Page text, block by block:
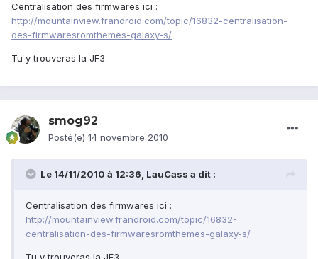
Centralisation des firmwares ici :
http://mountainview.frandroid.com/topic/16832-centralisation-
des-firmwaresromthemes-galaxy-s/
Tu y trouveras la JF3.
smog92
Posté(e) 14 novembre 2010
Le 14/11/2010 à 12:36, LauCass a dit :
Centralisation des firmwares ici :
http://mountainview.frandroid.com/topic/16832-
centralisation-des-firmwaresromthemes-galaxy-s/